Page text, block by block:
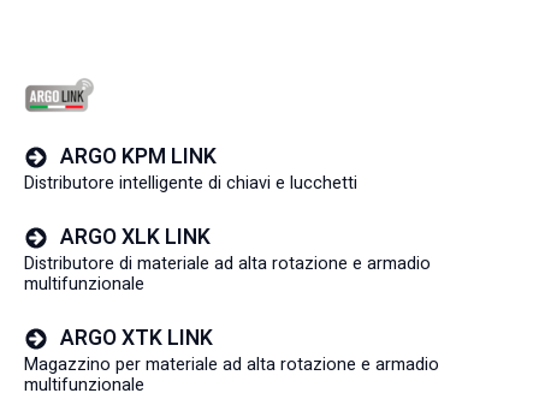
ARGO KPM LINK
Distributore intelligente di chiavi e lucchetti
ARGO XLK LINK
Distributore di materiale ad alta rotazione e armadio
multifunzionale
ARGO XTK LINK
Magazzino per materiale ad alta rotazione e armadio
multifunzionale